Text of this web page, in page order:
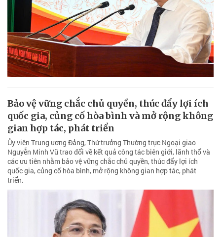
Bảo vệ vững chắc chủ quyền, thúc đẩy lợi ích
quốc gia, củng cố hòa bình và mở rộng không
gian hợp tác, phát triển
Ủy viên Trung ương Đảng, Thứ trưởng Thường trực Ngoại giao
Nguyễn Minh Vũ trao đổi về kết quả công tác biên giới, lãnh thổ và
các ưu tiên nhằm bảo vệ vững chắc chủ quyền, thúc đẩy lợi ích
quốc gia, củng cố hòa bình, mở rộng không gian hợp tác, phát
triển.